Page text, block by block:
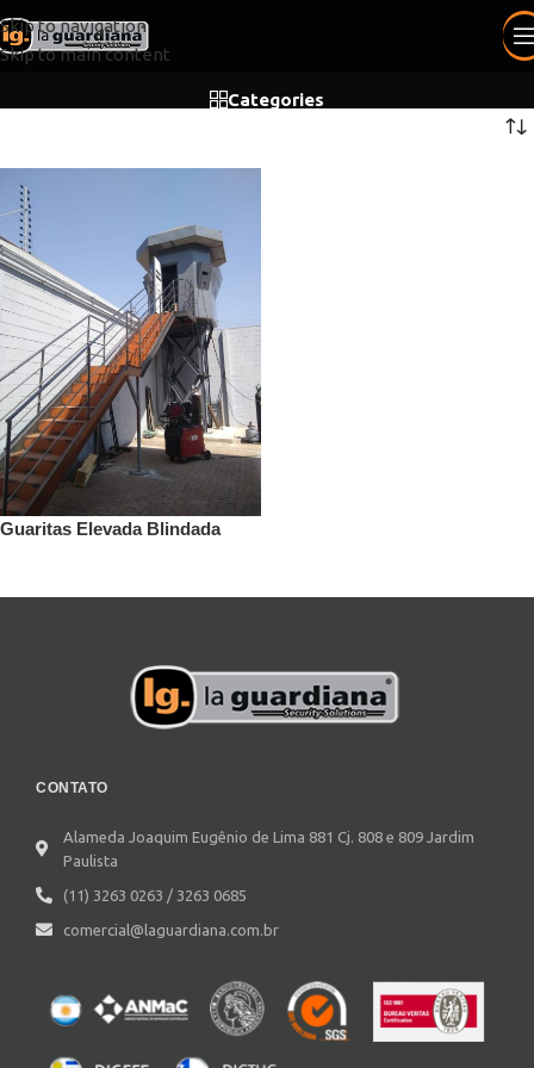
Skip to navigation
Skip to main content
Categories
Guaritas Elevada Blindada
CONTATO
Alameda Joaquim Eugênio de Lima 881 Cj. 808 e 809 Jardim
Paulista
(11) 3263 0263 / 3263 0685
comercial@laguardiana.com.br